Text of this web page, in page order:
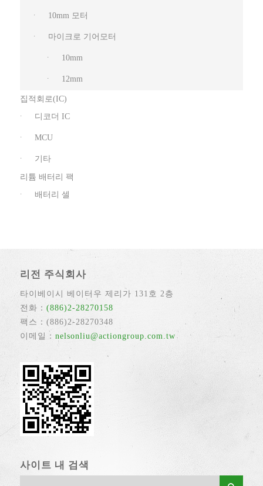
10mm 모터
마이크로 기어모터
10mm
12mm
집적회로(IC)
디코더 IC
MCU
기타
리튬 배터리 팩
배터리 셀
리전 주식회사
타이베이시 베이터우 제리가 131호 2층
전화： (886)2-28270158
팩스：(886)2-28270348
이메일： nelsonliu@actiongroup.com.tw
사이트 내 검색